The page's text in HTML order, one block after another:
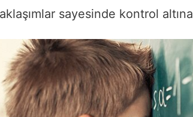
sayesinde kontrol